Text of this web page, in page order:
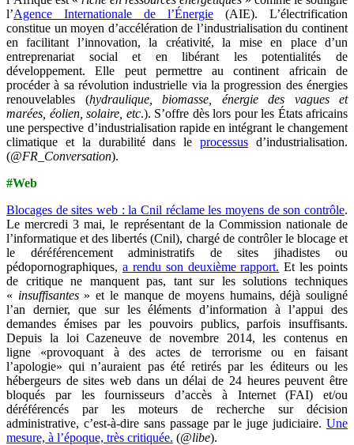
l’Agence Internationale de l’Énergie (AIE). L’électrification
constitue un moyen d’accélération de l’industrialisation du continent
en facilitant l’innovation, la créativité, la mise en place d’un
entreprenariat social et en libérant les potentialités de
développement. Elle peut permettre au continent africain de
procéder à sa révolution industrielle via la progression des énergies
renouvelables (hydraulique, biomasse, énergie des vagues et
marées, éolien, solaire, etc.). S’offre dès lors pour les États africains
une perspective d’industrialisation rapide en intégrant le changement
climatique et la durabilité dans leprocessus d’industrialisation.
(@FR_Conversation).
#Web
Blocages de sites web : la Cnil réclame les moyens de son contrôle.
Le mercredi 3 mai, le représentant de la Commission nationale de
l’informatique et des libertés (Cnil), chargé de contrôler le blocage et
le déréférencement administratifs de sites jihadistes ou
pédopornographiques, a rendu son deuxième rapport. Et les points
de critique ne manquent pas, tant sur les solutions techniques
« insuffisantes » et le manque de moyens humains, déjà souligné
l’an dernier, que sur les éléments d’information à l’appui des
demandes émises par les pouvoirs publics, parfois insuffisants.
Depuis la loi Cazeneuve de novembre 2014, les contenus en
ligne «provoquant à des actes de terrorisme ou en faisant
l’apologie» qui n’auraient pas été retirés par les éditeurs ou les
hébergeurs de sites web dans un délai de 24 heures peuvent être
bloqués par les fournisseurs d’accès à Internet (FAI) et/ou
déréférencés par les moteurs de recherche sur décision
administrative, c’est-à-dire sans passage par le juge judiciaire. Une
mesure, à l’époque, très critiquée. (@libe).